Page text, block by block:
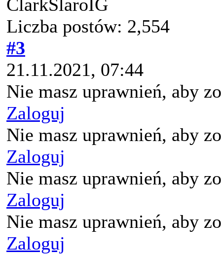
ClarkSlaroIG
Liczba postów: 2,554
#3
21.11.2021, 07:44
Nie masz uprawnień, aby
Zaloguj
Nie masz uprawnień, aby
Zaloguj
Nie masz uprawnień, aby
Zaloguj
Nie masz uprawnień, aby
Zaloguj